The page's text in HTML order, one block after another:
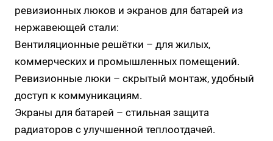
ревизионных люков и экранов для батарей из
нержавеющей стали:
Вентиляционные решётки – для жилых,
коммерческих и промышленных помещений.
Ревизионные люки – скрытый монтаж, удобный
доступ к коммуникациям.
Экраны для батарей – стильная защита
радиаторов с улучшенной теплоотдачей.